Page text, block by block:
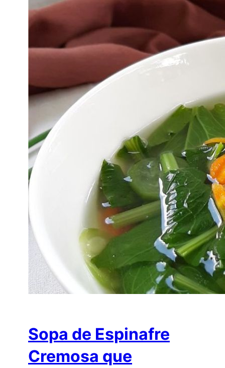
Sopa de Espinafre
Cremosa que